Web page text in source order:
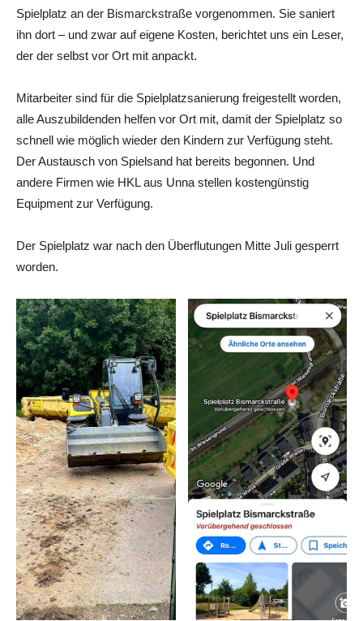
Spielplatz an der Bismarckstraße vorgenommen. Sie saniert
ihn dort – und zwar auf eigene Kosten, berichtet uns ein Leser,
der der selbst vor Ort mit anpackt.
Mitarbeiter sind für die Spielplatzsanierung freigestellt worden,
alle Auszubildenden helfen vor Ort mit, damit der Spielplatz so
schnell wie möglich wieder den Kindern zur Verfügung steht.
Der Austausch von Spielsand hat bereits begonnen. Und
andere Firmen wie HKL aus Unna stellen kostengünstig
Equipment zur Verfügung.
Der Spielplatz war nach den Überflutungen Mitte Juli gesperrt
worden.